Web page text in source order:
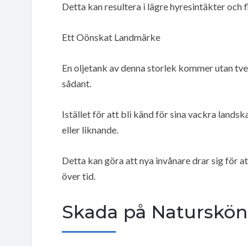
Detta kan resultera i lägre hyresintäkter
Ett Oönskat Landmärke
En oljetank av denna storlek kommer utan
sådant.
Istället för att bli känd för sina vackra
eller liknande.
Detta kan göra att nya invånare drar sig för
över tid.
Skada på